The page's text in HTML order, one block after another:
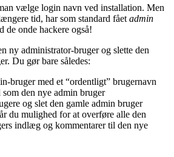
vælge login navn ved installation. Men
tid, har som standard fået admin
de onde hackere også!
ny administrator-bruger og slette den
Du gør bare således:
bruger med et “ordentligt” brugernavn
den nye admin bruger
og slet den gamle admin bruger
du mulighed for at overføre alle den
indlæg og kommentarer til den nye